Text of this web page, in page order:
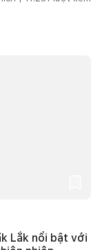
Lắk nổi bật với